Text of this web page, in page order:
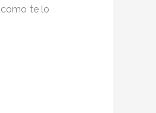
te lo